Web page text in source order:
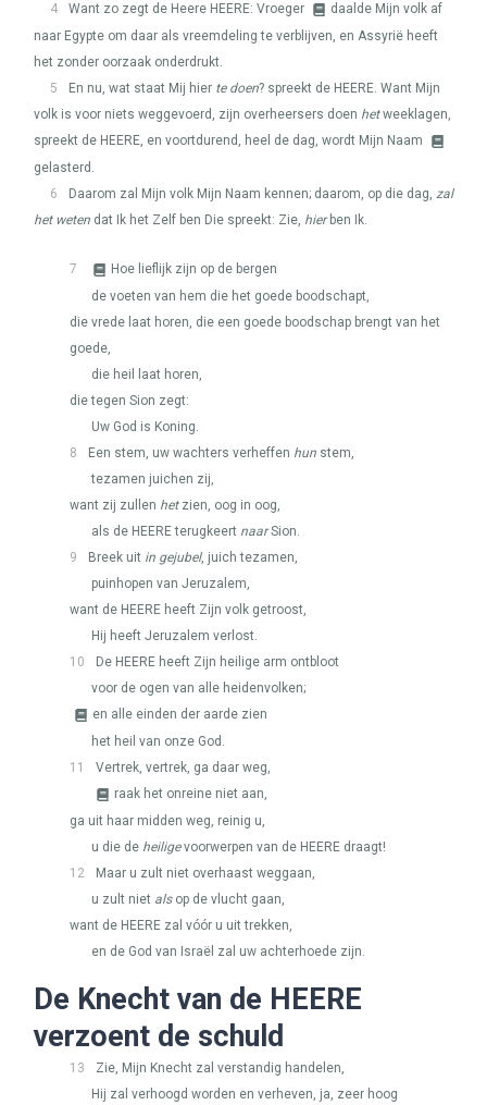
4
Want zo zegt de Heere HEERE: Vroeger
daalde Mijn volk af
naar Egypte om daar als vreemdeling te verblijven, en Assyrië heeft
het zonder oorzaak onderdrukt.
5
En nu, wat staat Mij hier te doen? spreekt de HEERE. Want Mijn
volk is voor niets weggevoerd, zijn overheersers doen hetweeklagen,
spreekt de HEERE, en voortdurend, heel de dag, wordt Mijn Naam
gelasterd.
6
Daarom zal Mijn volk Mijn Naam kennen; daarom, op die dag, zal
het weten dat Ik het Zelf ben Die spreekt: Zie, hierben Ik.
7
Hoe lieflijk zijn op de bergen
de voeten van hem die het goede boodschapt,
die vrede laat horen, die een goede boodschap brengt van het
goede,
die heil laat horen,
die tegen Sion zegt:
Uw God is Koning.
8
Een stem, uw wachters verheffen hun stem,
tezamen juichen zij,
want zij zullen hetzien, oog in oog,
als de HEEREterugkeert naarSion.
9
Breek uit in gejubel, juich tezamen,
puinhopen van Jeruzalem,
want de HEERE heeft Zijn volk getroost,
Hij heeft Jeruzalem verlost.
10
De HEERE heeft Zijn heilige arm ontbloot
voor de ogen van alle heidenvolken;
en alle einden der aarde zien
het heil van onze God.
11
Vertrek, vertrek, ga daar weg,
raak het onreine niet aan,
ga uit haar midden weg, reinig u,
u die de heiligevoorwerpen van de HEERE draagt!
12
Maar u zult niet overhaast weggaan,
u zult niet alsop de vlucht gaan,
want de HEERE zal vóór u uit trekken,
en de God van Israël zal uw achterhoede zijn.
De Knecht van de HEERE
verzoent de schuld
13
Zie, Mijn Knecht zal verstandig handelen,
Hij zal verhoogd worden en verheven, ja, zeer hoog